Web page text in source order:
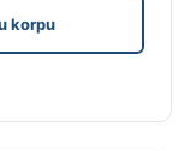
korpu